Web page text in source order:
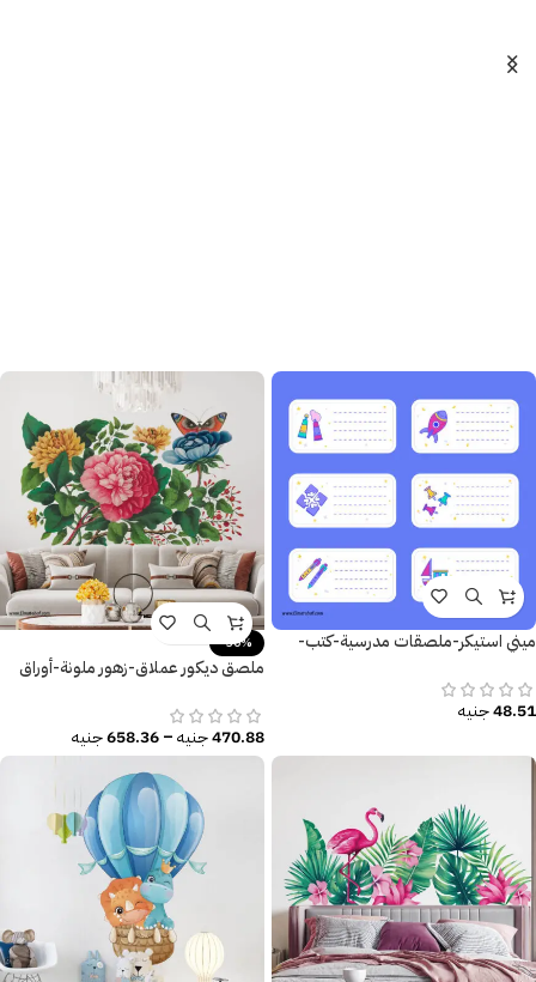
ميني استيكر-ملصقات مدرسية-كتب-
48.51جنيه
-30%
ملصق ديكور عملاق-زهور ملونة-أوراق
470.88جنيه–
658.36جنيه